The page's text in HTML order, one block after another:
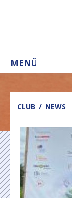
MENÜ
CLUB NEWS